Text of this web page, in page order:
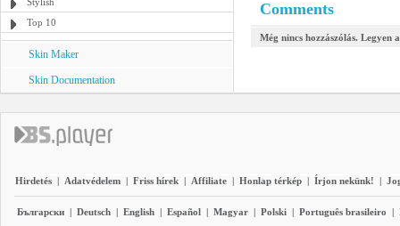
Top 10
Skin Maker
Skin Documentation
Comments
Még nincs hozzászólás. Legyen
Hirdetés | Adatvédelem | Friss hírek | Affiliate | Honlap térkép | Írjon nekünk! |
Български | Deutsch | English | Español | Magyar | Polski | Português brasileiro |